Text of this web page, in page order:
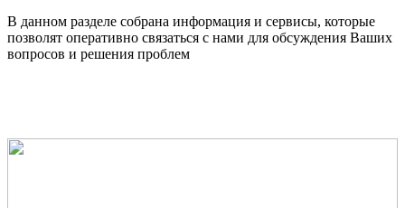
В данном разделе собрана информация и сервисы, которые
позволят оперативно связаться с нами для обсуждения Ваших
вопросов и решения проблем